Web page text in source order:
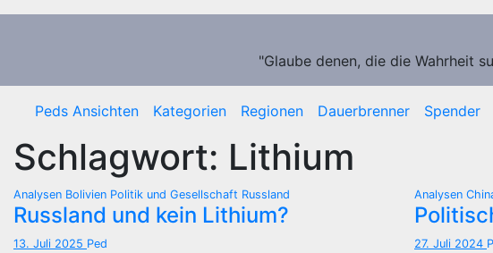
Zum
"Glaube denen, die die Wahrheit
Peds Ansichten Kategorien Regionen Dauerbrenner Spender
Schlagwort: Lithium
Analysen Bolivien Politik und Gesellschaft Russland
Russland und kein Lithium?
13. Juli 2025 Ped
Analysen
27. Juli 2024